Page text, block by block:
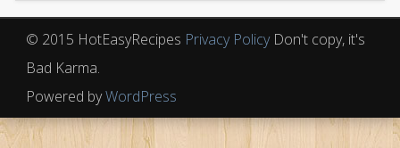
© 2015 HotEasyRecipes Privacy PolicyDon't copy, it's
Bad Karma.
Powered byWordPress